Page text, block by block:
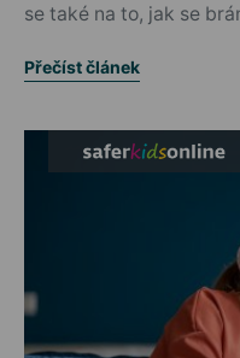
se také na to, jak se
Přečíst článek